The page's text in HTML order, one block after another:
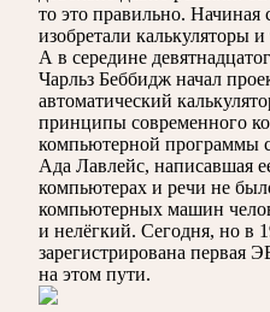
то это правильно. Начиная
изобретали калькуляторы
А в середине
Чарльз Беббидж начал
автоматический
принципы современного
компьютерной программы
Ада Лавлейс, написавшая
компьютерах и речи не
компьютерных машин
и нелёгкий. Сегодня, но в
зарегистрирована первая
на этом пути.